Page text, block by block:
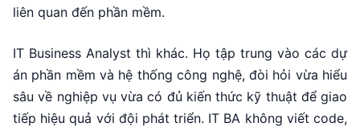
liên quan đến phần mềm.
IT Business Analyst thì khác. Họ tập trung vào các dự
án phần mềm và hệ thống công nghệ, đòi hỏi vừa hiểu
sâu về nghiệp vụ vừa có đủ kiến thức kỹ thuật để giao
tiếp hiệu quả với đội phát triển. IT BA không viết code,